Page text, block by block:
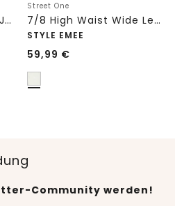
High Waist Barrel Leg Jeans im Loose Fit
Street One
7/8 High Waist Wide Leg Jeans im Loose Fit
STYLE EMEE
59,99 €
Community werden!